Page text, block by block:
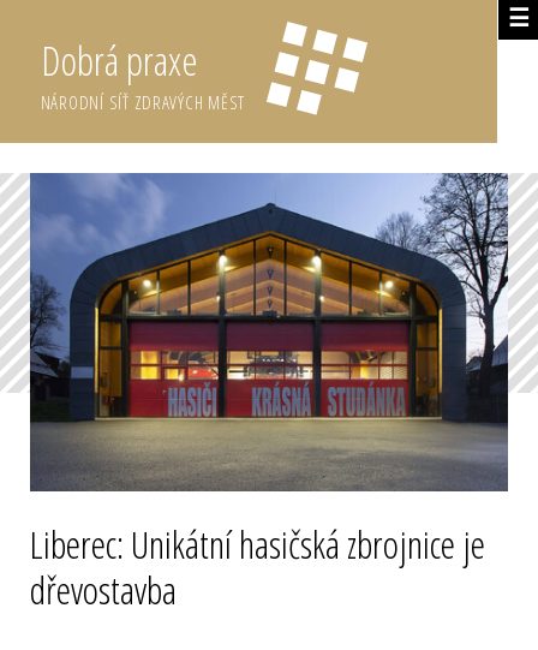
☰
Dobrá praxe
NÁRODNÍ SÍŤ ZDRAVÝCH MĚST
Liberec: Unikátní hasičská zbrojnice je
dřevostavba